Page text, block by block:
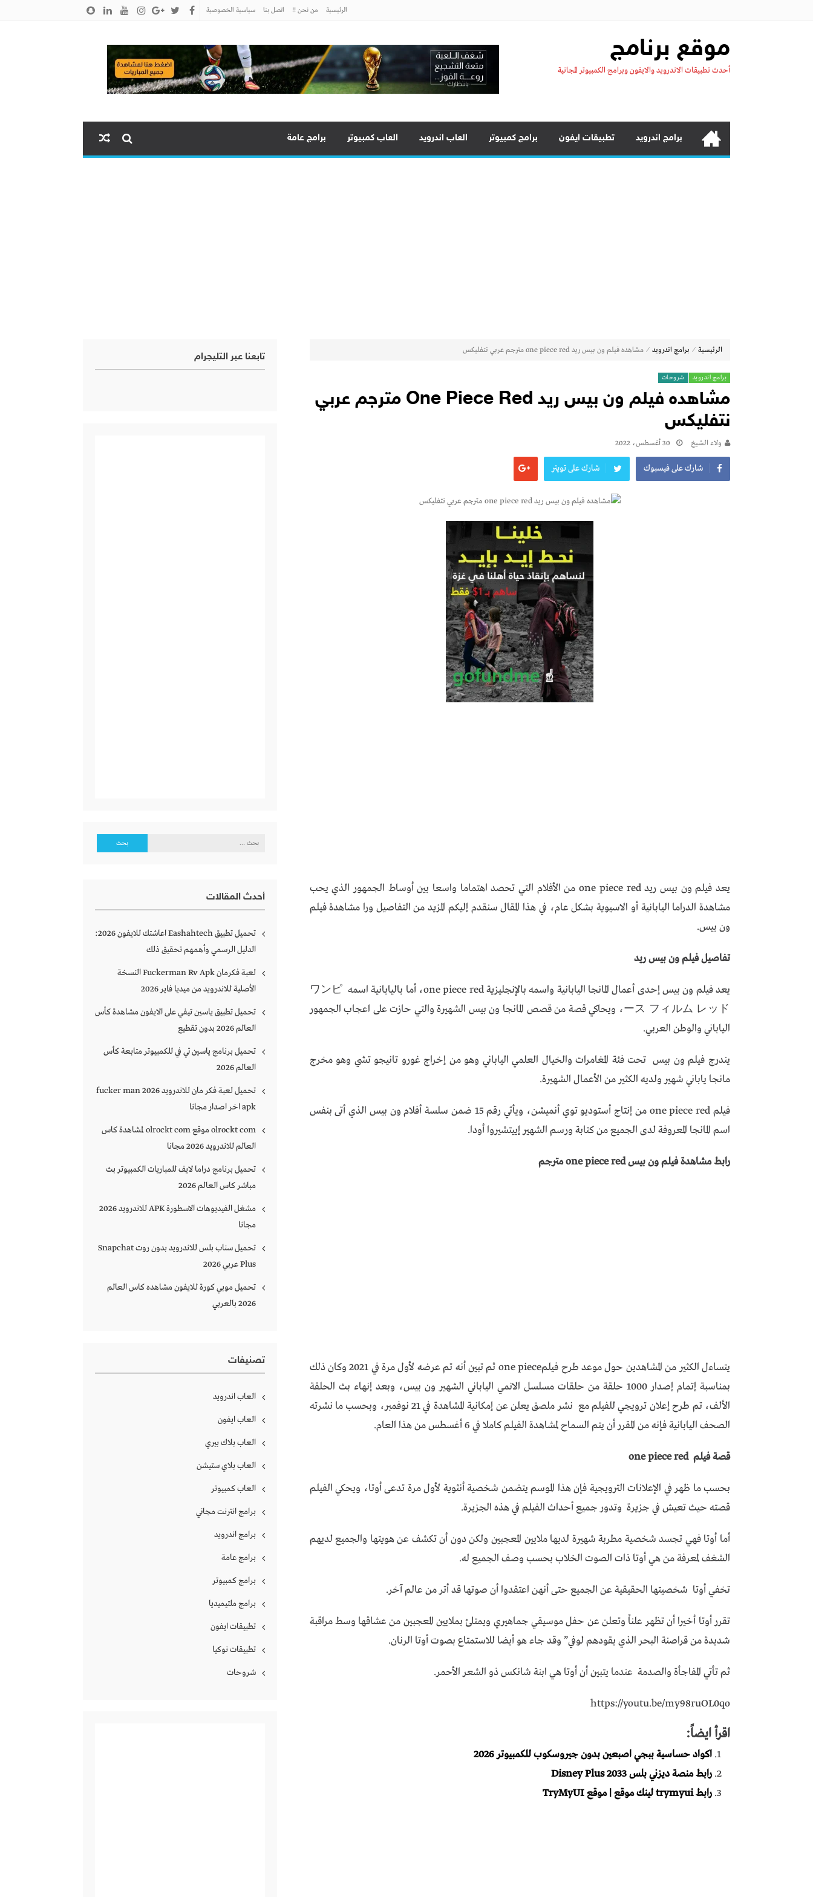
الرئيسية من نحن !! اتصل بنا سياسية الخصوصية
موقع برنامج
أحدث تطبيقات الاندرويد والايفون وبرامج الكمبيوتر المجانية
برامج اندرويد تطبيقات ايفون برامج كمبيوتر العاب اندرويد العاب كمبيوتر برامج عامة
الرئيسية ⁄ برامج اندرويد ⁄ مشاهده فيلم ون بيس ريد one piece red مترجم عربي نتفلیکس
برامج اندرويد شروحات
مشاهده فيلم ون بيس ريد One Piece Red مترجم عربي
نتفلیکس
ولاء الشيخ 30 أغسطس، 2022
شارك على فيسبوك شارك على تويتر
يعد فيلم ون بيس ريد one piece red من الأفلام التي تحصد اهتماما واسعا بين أوساط الجمهور الذي يحب
مشاهدة الدراما اليابانية أو الاسيوية بشكل عام، في هذا المقال سنقدم إليكم المزيد من التفاصيل ورا مشاهدة فيلم
ون بيس.
تفاصيل فيلم ون بيس ريد
يعد فيلم ون بيس إحدى أعمال المانجا اليابانية واسمه بالإنجليزية one piece red، أما باليابانية اسمه ワンピ
ース フィルム レッド، ويحاكي قصة من قصص المانجا ون بيس الشهيرة والتي حازت على اعجاب الجمهور
الياباني والوطن العربي.
يندرج فيلم ون بيس تحت فئة المغامرات والخيال العلمي الياباني وهو من إخراج غورو تانيجو تشي وهو مخرج
مانجا ياباني شهير ولديه الكثير من الأعمال الشهيرة.
فيلم one piece red من إنتاج أستوديو توي أنميشن، ويأتي رقم 15 ضمن سلسة أفلام ون بيس الذي أتى بنفس
اسم المانجا المعروفة لدى الجميع من كتابة ورسم الشهير إييتشيروا أودا.
رابط مشاهدة فيلم ون بيس one piece red مترجم
يتساءل الكثير من المشاهدين حول موعد طرح فيلمone piece ثم تبين أنه تم عرضه لأول مرة في 2021 وكان ذلك
بمناسبة إتمام إصدار 1000 حلقة من حلقات مسلسل الانمي الياباني الشهير ون بيس، وبعد إنهاء بث الحلقة
الألف، تم طرح إعلان ترويجي للفيلم مع نشر ملصق يعلن عن إمكانية المشاهدة في 21 نوفمبر، وبحسب ما نشرته
الصحف اليابانية فإنه من المقرر أن يتم السماح لمشاهدة الفيلم كاملا في 6 أغسطس من هذا العام.
قصة فيلم one piece red
بحسب ما ظهر في الإعلانات الترويجية فإن هذا الموسم يتضمن شخصية أنثوية لأول مرة تدعى أوتا، ويحكي الفيلم
قصته حيث تعيش في جزيرة وتدور جميع أحداث الفيلم في هذه الجزيرة.
أما أوتا فهي تجسد شخصية مطربة شهيرة لديها ملايين المعجبين ولكن دون أن تكشف عن هويتها والجميع لديهم
الشغف لمعرفة من هي أوتا ذات الصوت الخلاب بحسب وصف الجميع له.
تخفي أوتا شخصيتها الحقيقية عن الجميع حتى أنهن اعتقدوا أن صوتها قد أتر من عالم آخر.
تقرر أوتا أخيرا أن تظهر علناً وتعلن عن حفل موسيقي جماهيري ويمتلئ بملايين المعجبين من عشاقها وسط مراقبة
شديدة من قراصنة البحر الذي يقودهم لوفي” وقد جاء هو أيضا للاستمتاع بصوت أوتا الرنان.
ثم تأتي المفاجأة والصدمة عندما يتبين أن أوتا هي ابنة شانكس ذو الشعر الأحمر.
https://youtu.be/my98ruOL0qo
اقرأ ايضاً:
اكواد حساسية ببجي اصبعين بدون جيروسكوب للكمبيوتر 2026
رابط منصة ديزني بلس Disney Plus 2033
رابط trymyui لينك موقع | موقع TryMyUI
تابعنا عبر التليجرام
البحث
أحدث المقالات
تحميل تطبيق Eashahtech اعاشتك للايفون 2026:
الدليل الرسمي وأهمهم تحقيق ذلك
لعبة فكرمان Fuckerman Rv Apk النسخة
الأصلية للاندرويد من ميديا فاير 2026
تحميل تطبيق ياسين تيفي على الايفون مشاهدة كأس
العالم 2026 بدون تقطيع
تحميل برنامج ياسين تي في للكمبيوتر متابعة كأس
العالم 2026
تحميل لعبة فكر مان للاندرويد 2026 fucker man
apk اخر اصدار مجانا
olrockt com موقع olrockt com لمشاهدة كاس
العالم للاندرويد 2026 مجانا
تحميل برنامج دراما لايف للمباريات الكمبيوتر بث
مباشر كاس العالم 2026
مشغل الفيديوهات الاسطورة APK للاندرويد 2026
مجانا
تحميل سناب بلس للاندرويد بدون روت Snapchat
Plus‏ عربي 2026
تحميل موبي كورة للايفون مشاهده كاس العالم
2026 بالعربي
تصنيفات
العاب اندرويد
العاب ايفون
العاب بلاك بيري
العاب بلاي ستيشن
العاب كمبيوتر
برامج انترنت مجاني
برامج اندرويد
برامج عامة
برامج كمبيوتر
برامج ملتيميديا
تطبيقات ايفون
تطبيقات نوكيا
شروحات